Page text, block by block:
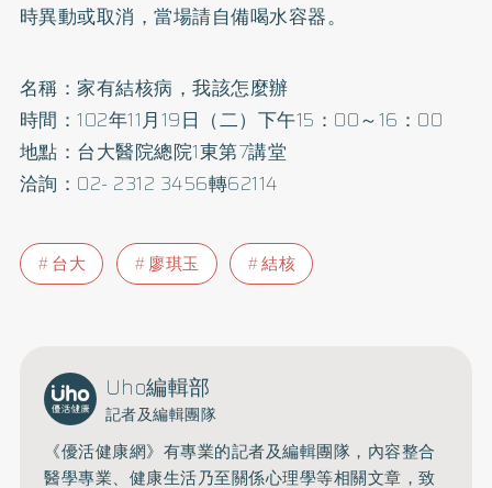
時異動或取消，當場請自備喝水容器。
名稱：家有結核病，我該怎麼辦
時間：102年11月19日（二）下午15：00～16：00
地點：台大醫院總院1東第7講堂
洽詢：02- 2312 3456轉62114
台大 廖琪玉 結核
Uho編輯部
記者及編輯團隊
《優活健康網》有專業的記者及編輯團隊，內容整合
醫學專業、健康生活乃至關係心理學等相關文章，致